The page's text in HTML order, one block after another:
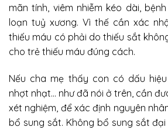
mãn tính, viêm nhiễm kéo dài,
loạn tuỷ xương. Vì thế cần xác
thiếu máu có phải do thiếu sắt
cho trẻ thiếu máu đúng cách.
Nếu cha mẹ thấy con có dấu
nhợt nhạt… như đã nói ở trên, cần
xét nghiệm, để xác định nguyên
bổ sung sắt. Không bổ sung sắt